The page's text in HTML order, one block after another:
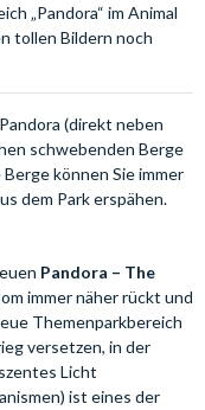
„Pandora“ im Animal
tollen Bildern noch
(direkt neben
schwebenden Berge
können Sie immer
dem Park erspähen.
Pandora – The
immer näher rückt und
Themenparkbereich
versetzen, in der
Licht
ist eines der